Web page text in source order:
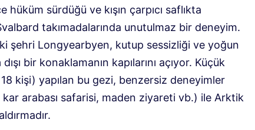
hüküm sürdüğü ve kışın çarpıcı saflıkta
takımadalarında unutulmaz bir deneyim.
şehri Longyearbyen, kutup sessizliği ve yoğun
bir konaklamanın kapılarını açıyor. Küçük
kişi) yapılan bu gezi, benzersiz deneyimler
kar arabası safarisi, maden ziyareti vb.) ile Arktik